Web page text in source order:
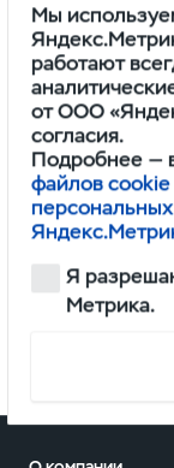
Мы
работают
от ООО
согласия.
Подробнее —
файлов cookie
Я
Метрика.